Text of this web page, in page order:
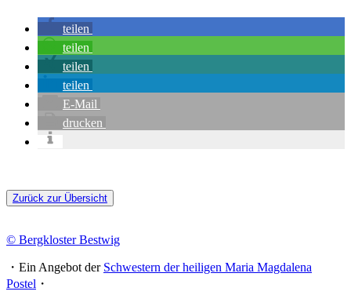
teilen
teilen
teilen
teilen
E-Mail
drucken
Zurück zur Übersicht
© Bergkloster Bestwig
・Ein Angebot der Schwestern der heiligen Maria Magdalena
Postel ・